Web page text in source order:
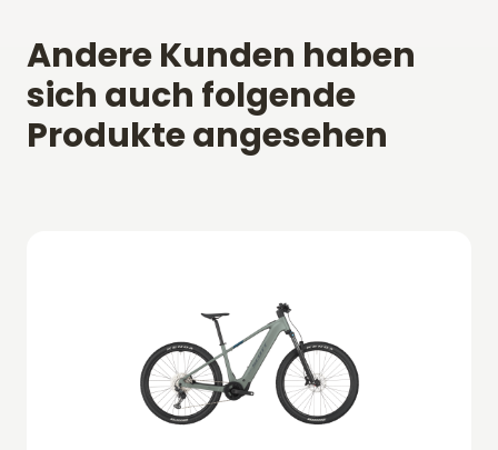
Andere Kunden haben
sich auch folgende
Produkte angesehen